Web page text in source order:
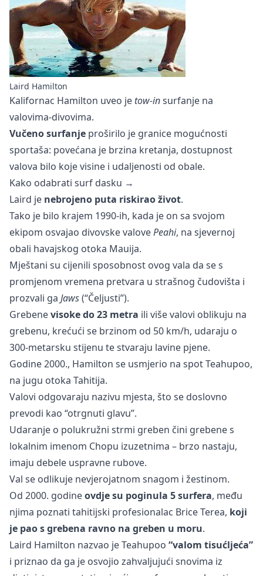
Laird Hamilton
Kalifornac Hamilton uveo je tow-insurfanje na
valovima-divovima.
Vučeno surfanje proširilo je granice mogućnosti
sportaša: povećana je brzina kretanja, dostupnost
valova bilo koje visine i udaljenosti od obale.
Kako odabrati surf dasku →
Laird je nebrojeno puta riskirao život.
Tako je bilo krajem 1990-ih, kada je on sa svojom
ekipom osvajao divovske valovePeahi, na sjevernoj
obali havajskog otoka Mauija.
Mještani su cijenili sposobnost ovog vala da se s
promjenom vremena pretvara u strašnog čudovišta i
prozvali ga Jaws(“Čeljusti”).
Grebenevisoke do 23 metra ili više valovi oblikuju na
grebenu, krećući se brzinom od 50 km/h, udaraju o
300-metarsku stijenu te stvaraju lavine pjene.
Godine 2000., Hamilton se usmjerio na spot Teahupoo,
na jugu otoka Tahitija.
Valovi odgovaraju nazivu mjesta, što se doslovno
prevodi kao “otrgnuti glavu”.
Udaranje o polukružni strmi greben čini grebene s
lokalnim imenom Chopu izuzetnima – brzo nastaju,
imaju debele uspravne rubove.
Val se odlikuje nevjerojatnom snagom i žestinom.
Od 2000. godineovdje su poginula 5 surfera, među
njima poznati tahitijski profesionalac Brice Terea, koji
je pao s grebena ravno na greben u moru.
Laird Hamilton nazvao je Teahupoo “valom tisućljeća”
i priznao da ga je osvojio zahvaljujući snovima iz